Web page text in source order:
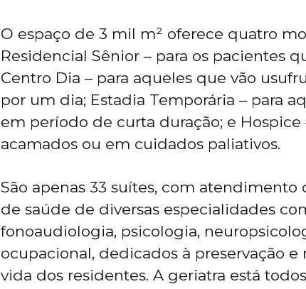
O espaço de 3 mil m² oferece quatro
Residencial Sênior – para os pacientes
Centro Dia – para aqueles que vão
por um dia; Estadia Temporária – para
em período de curta duração; e Hospice
acamados ou em cuidados paliativos.
São apenas 33 suítes, com
de saúde de diversas especialidades
fonoaudiologia, psicologia,
ocupacional, dedicados à preservação
vida dos residentes. A geriatra está